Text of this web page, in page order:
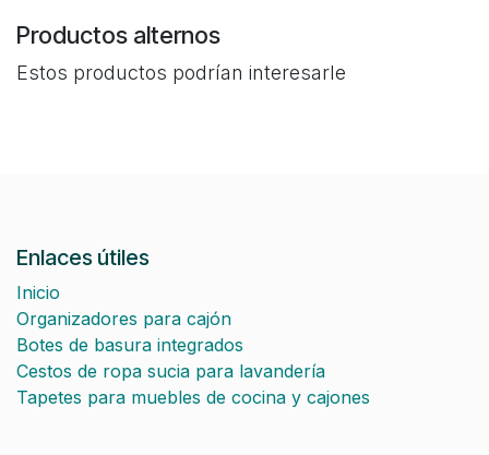
Productos alternos
Estos productos podrían interesarle
Enlaces útiles
Inicio
Organizadores para cajón
Botes de basura integrados
Cestos de ropa sucia para lavandería
Tapetes para muebles de cocina y cajones